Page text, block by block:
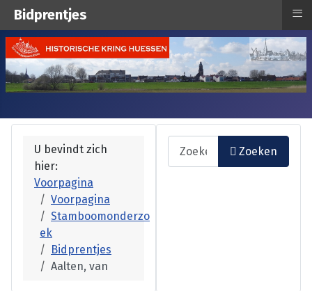
U bevindt zich
hier:
Voorpagina
Voorpagina
Stamboomonderzo
ek
Bidprentjes
Aalten, van
Zoeken
Zoeken
Bidprentjes ≡